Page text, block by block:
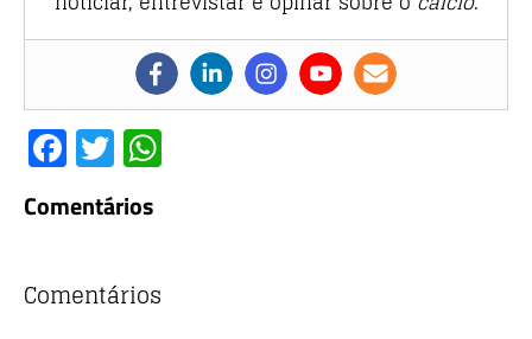
F
a
c
b
T
w
it
r
Comentários
Comentários